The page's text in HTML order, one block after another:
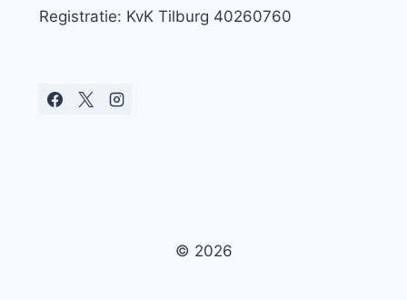
Registratie: KvK Tilburg 40260760
© 2026